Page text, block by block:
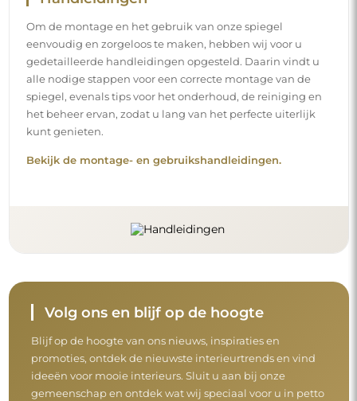
Om de montage en het gebruik van onze spiegel
eenvoudig en zorgeloos te maken, hebben wij voor u
gedetailleerde handleidingen opgesteld. Daarin vindt u
alle nodige stappen voor een correcte montage van de
spiegel, evenals tips voor het onderhoud, de reiniging en
het beheer ervan, zodat u lang van het perfecte uiterlijk
kunt genieten.
Bekijk de montage- en gebruikshandleidingen.
Volg ons en blijf op de hoogte
Blijf op de hoogte van ons nieuws, inspiraties en
promoties, ontdek de nieuwste interieurtrends en vind
ideeën voor mooie interieurs. Sluit u aan bij onze
gemeenschap en ontdek wat wij speciaal voor u in petto